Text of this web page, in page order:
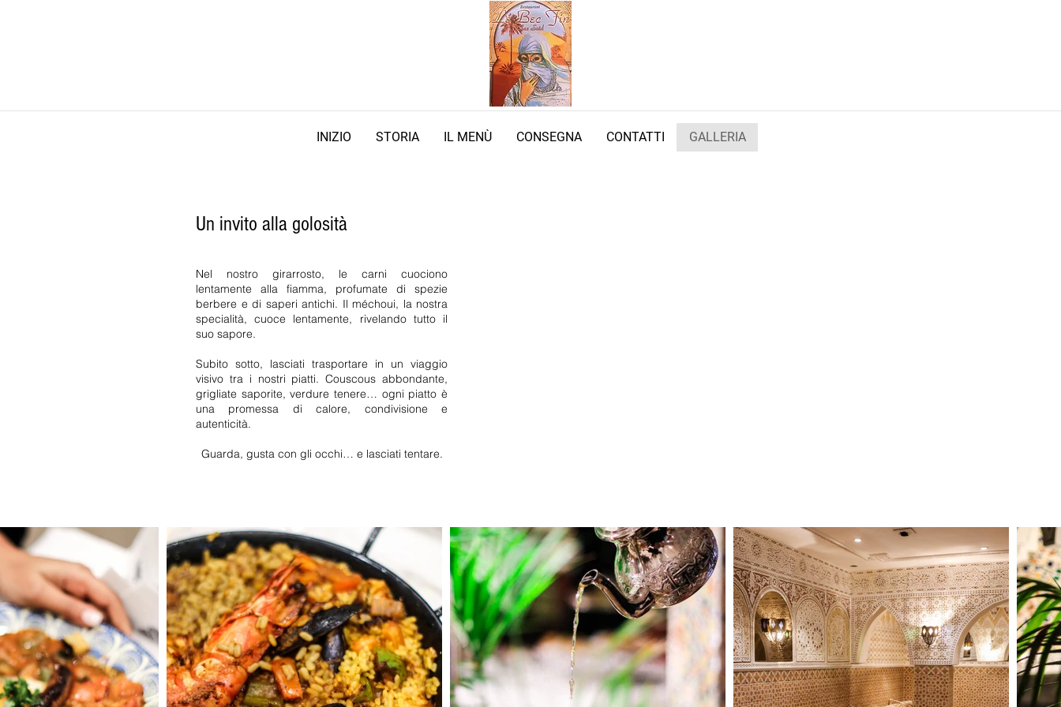
INIZIO STORIA IL MENÙ CONSEGNA CONTATTI GALLERIA
Un invito alla golosità
Nel nostro girarrosto, le carni cuociono
lentamente alla fiamma, profumate di spezie
berbere e di saperi antichi. Il méchoui, la nostra
specialità, cuoce lentamente, rivelando tutto il
suo sapore.
Subito sotto, lasciati trasportare in un viaggio
visivo tra i nostri piatti. Couscous abbondante,
grigliate saporite, verdure tenere… ogni piatto è
una promessa di calore, condivisione e
autenticità.
Guarda, gusta con gli occhi… e lasciati tentare.